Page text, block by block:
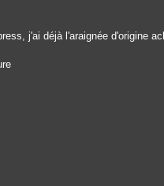
j'ai déjà l'araignée d'origine